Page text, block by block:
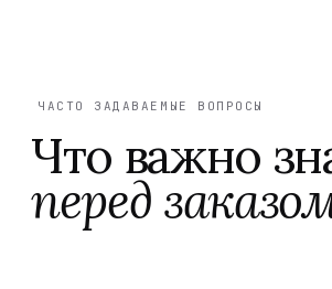
ЧАСТО ЗАДАВАЕМЫЕ ВОПРОСЫ
Что важно
перед